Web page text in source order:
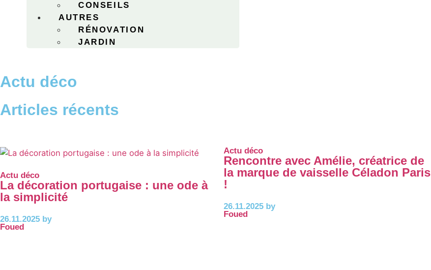
CONSEILS
AUTRES
RÉNOVATION
JARDIN
Actu déco
Articles récents
Actu déco
La décoration portugaise : une ode à
la simplicité
26.11.2025 by
Foued
Actu déco
Rencontre avec Amélie, créatrice de
la marque de vaisselle Céladon Paris
!
26.11.2025 by
Foued